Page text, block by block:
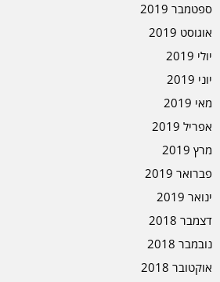
ספטמבר 2019
אוגוסט 2019
יולי 2019
יוני 2019
מאי 2019
אפריל 2019
מרץ 2019
פברואר 2019
ינואר 2019
דצמבר 2018
נובמבר 2018
אוקטובר 2018